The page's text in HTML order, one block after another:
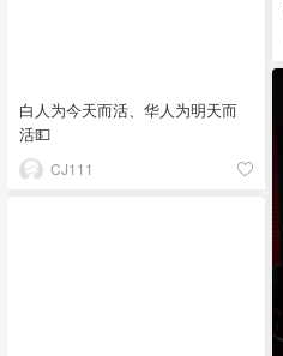
白人为今天而活、华人为明天而
活💵
CJ111